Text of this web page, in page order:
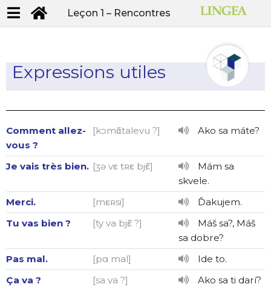
Leçon 1 – Rencontres
Expressions utiles
Comment allez-
vous ?
[kɔmɑ̃talevu ?] Ako sa máte?
Je vais très bien. [ʒə vε tʀε bjε̃]
Mám sa
skvele.
Merci.
[mεʀsi]
Ďakujem.
Tu vas bien ?
[ty va bjε̃ ?]
Máš sa?, Máš
sa dobre?
Pas mal.
[pɑ mal]
Ide to.
Ça va ?
[sa va ?]
Ako sa ti darí?